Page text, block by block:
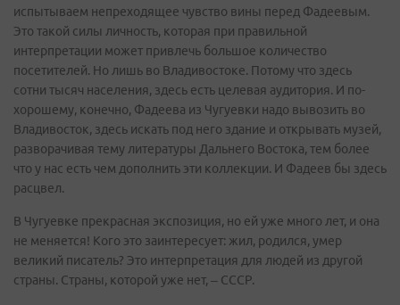
испытываем непреходящее чувство вины перед Фадеевым.
Это такой силы личность, которая при правильной
интерпретации может привлечь большое количество
посетителей. Но лишь во Владивостоке. Потому что здесь
сотни тысяч населения, здесь есть целевая аудитория. И по-
хорошему, конечно, Фадеева из Чугуевки надо вывозить во
Владивосток, здесь искать под него здание и открывать музей,
разворачивая тему литературы Дальнего Востока, тем более
что у нас есть чем дополнить эти коллекции. И Фадеев бы здесь
расцвел.
В Чугуевке прекрасная экспозиция, но ей уже много лет, и она
не меняется! Кого это заинтересует: жил, родился, умер
великий писатель? Это интерпретация для людей из другой
страны. Страны, которой уже нет, – СССР.